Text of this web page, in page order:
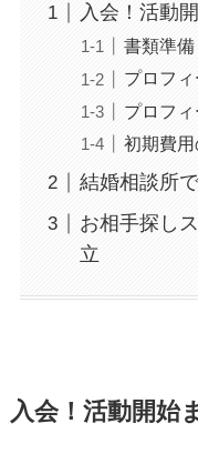
入会！活動
書類準備
プロフ
プロフ
初期費
結婚相談所
お相手探し
立
入会！活動開始